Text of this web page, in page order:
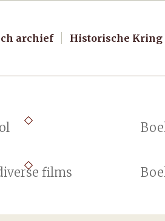
archief Historische Kring
films